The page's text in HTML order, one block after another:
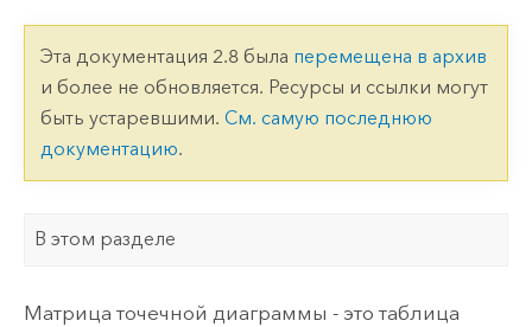
Эта документация 2.8 была перемещена в архив
и более не обновляется. Ресурсы и ссылки могут
быть устаревшими. См. самую последнюю
документацию.
В этом разделе
Матрица точечной диаграммы - это таблица